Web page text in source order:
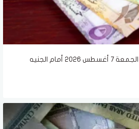
سعر الريال السعودي اليوم الجمعة 7 أغسطس 2026 أمام الجنيه